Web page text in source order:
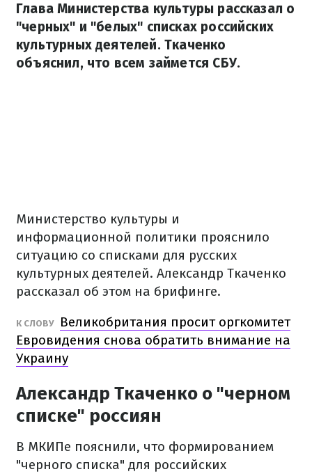
Глава Министерства культуры рассказал о
"черных" и "белых" списках российских
культурных деятелей. Ткаченко
объяснил, что всем займется СБУ.
Министерство культуры и
информационной политики прояснило
ситуацию со списками для русских
культурных деятелей. Александр Ткаченко
рассказал об этом на брифинге.
К СЛОВУ
Великобритания просит оргкомитет
Евровидения снова обратить внимание на
Украину
Александр Ткаченко о "черном
списке" россиян
В МКИПе пояснили, что формированием
"черного списка" для российских